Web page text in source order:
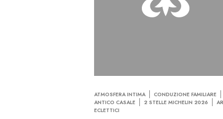
ATMOSFERA INTIMA
CONDUZIONE FAMILIARE
ANTICO CASALE
2 STELLE MICHELIN 2026
ECLETTICI